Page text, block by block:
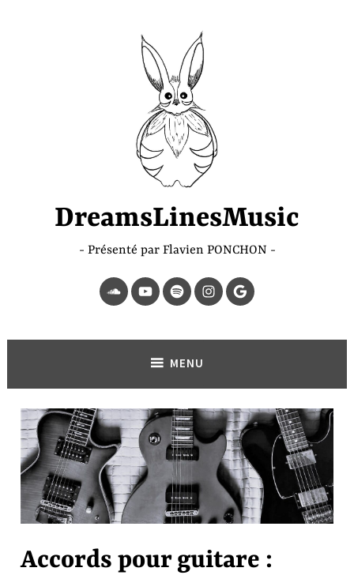
DreamsLinesMusic
Présenté par Flavien PONCHON
SoundCloud
YouTubeSpotifyInstagram
Page
Google
MENU
Accords pour guitare :